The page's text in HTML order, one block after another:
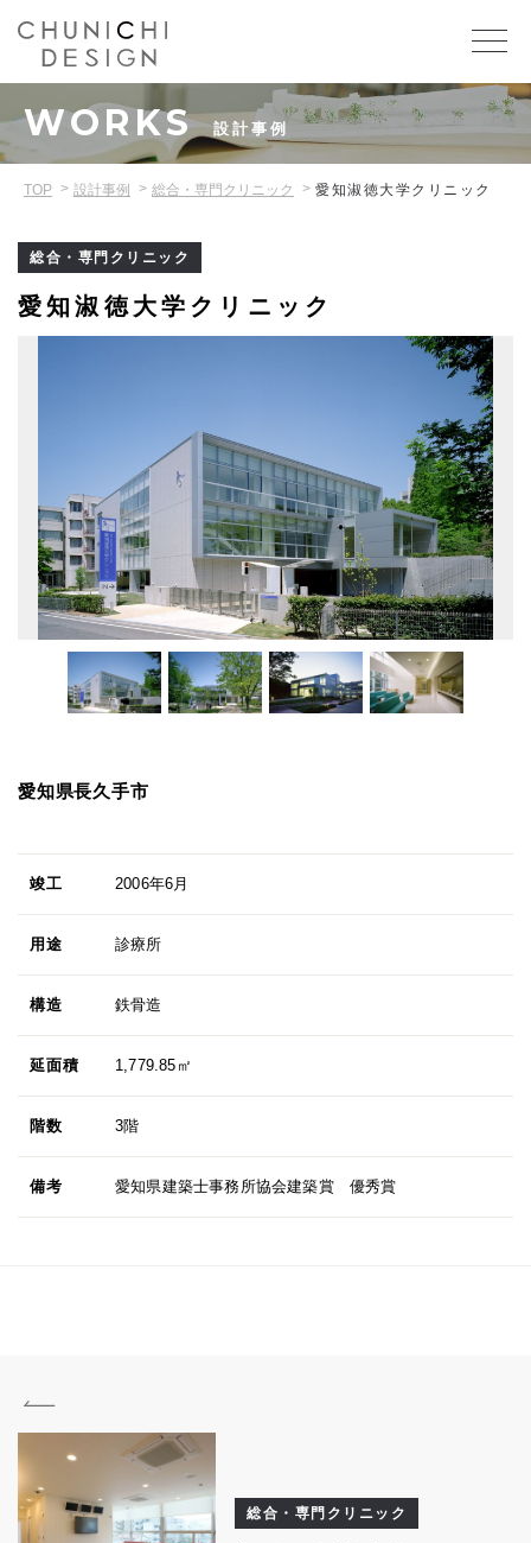
WORKS 設計事例
TOP 設計事例 総合・専門クリニック 愛知淑徳大学クリニック
総合・専門クリニック
愛知淑徳大学クリニック
愛知県長久手市
竣工 2006年6月
用途 診療所
構造 鉄骨造
延面積 1,779.85㎡
階数 3階
備考 愛知県建築士事務所協会建築賞 優秀賞
総合・専門クリニック